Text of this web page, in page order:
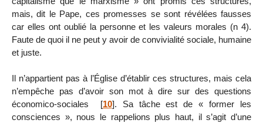
mais, dit le Pape, ces promesses se sont révélées fausses
car elles ont oublié la personne et les valeurs morales (n 4).
Faute de quoi il ne peut y avoir de convivialité sociale, humaine
et juste.
Il n’appartient pas à l’Église d’établir ces structures, mais cela
n’empêche pas d’avoir son mot à dire sur des questions
économico-sociales
[10]. Sa tâche est de « former les
consciences », nous le rappelions plus haut, il s’agit d’une